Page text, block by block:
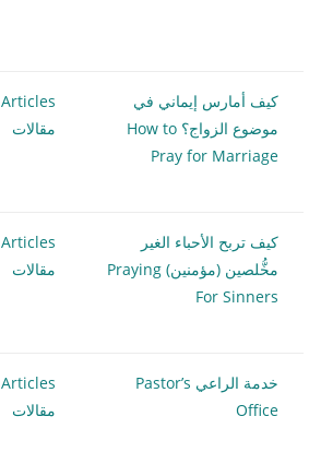
كيف أمارس إيماني في
موضوع الزواج؟ How to
Pray for Marriage
Articles
مقالات
كيف تربح الأحباء الغير
مخُّلصين (مؤمنين) Praying
For Sinners
Articles
مقالات
خدمة الراعي Pastor’s
Office
Articles
مقالات